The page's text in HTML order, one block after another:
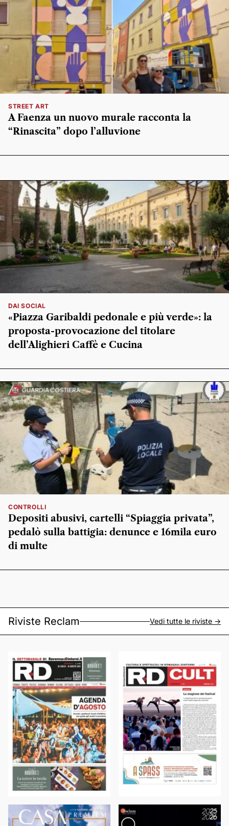
STREET ART
A Faenza un nuovo murale racconta la
“Rinascita” dopo l’alluvione
DAI SOCIAL
«Piazza Garibaldi pedonale e più verde»: la
proposta-provocazione del titolare
dell’Alighieri Caffè e Cucina
CONTROLLI
Depositi abusivi, cartelli “Spiaggia privata”,
pedalò sulla battigia: denunce e 16mila euro
di multe
Riviste Reclam Vedi tutte le riviste ->